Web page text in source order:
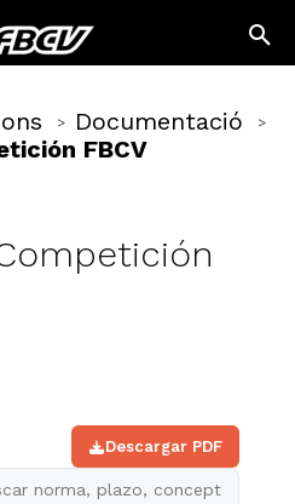
> Documentació >
FBCV
Descargar PDF